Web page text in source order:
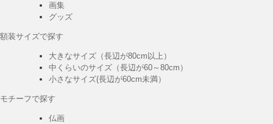
画集
グッズ
額装サイズで探す
大きなサイズ（長辺が80cm以上）
中くらいのサイズ（長辺が60～80cm）
小さなサイズ(長辺が60cm未満）
モチーフで探す
仏画